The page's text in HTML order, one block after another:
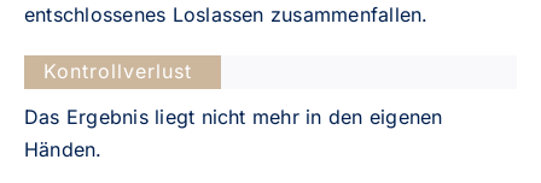
entschlossenes Loslassen zusammenfallen.
Kontrollverlust
Das Ergebnis liegt nicht mehr in den eigenen
Händen.